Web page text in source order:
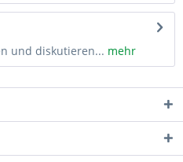
und diskutieren... mehr